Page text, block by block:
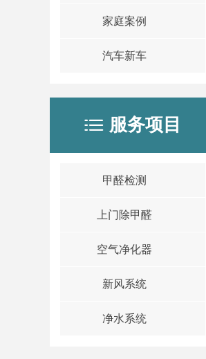
ꂇ 服务项目
甲醛检测
上门除甲醛
空气净化器
新风系统
净水系统
家庭案例
汽车新车